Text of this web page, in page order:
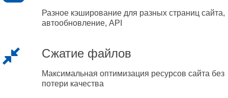
Разное кэширование для разных страниц сайта,
автообновление, API
Сжатие файлов
Максимальная оптимизация ресурсов сайта без
потери качества